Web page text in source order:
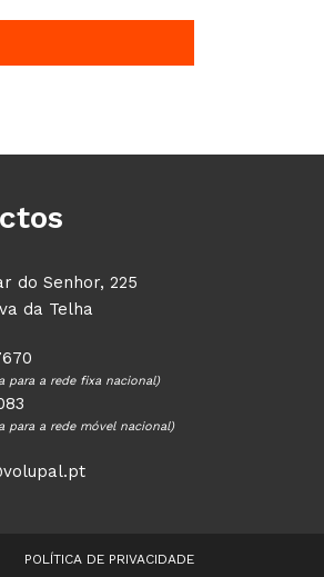
do Senhor, 225
da Telha
para a rede fixa nacional)
para a rede móvel nacional)
POLÍTICA DE PRIVACIDADE